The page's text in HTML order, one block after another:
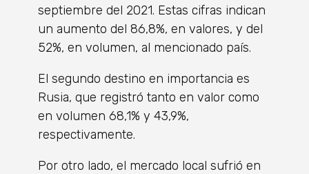
septiembre del 2021. Estas cifras indican
un aumento del 86,8%, en valores, y del
52%, en volumen, al mencionado país.
El segundo destino en importancia es
Rusia, que registró tanto en valor como
en volumen 68,1% y 43,9%,
respectivamente.
Por otro lado, el mercado local sufrió en